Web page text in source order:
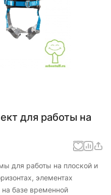
для работы на
для работы на плоской и
элементах
базе временной